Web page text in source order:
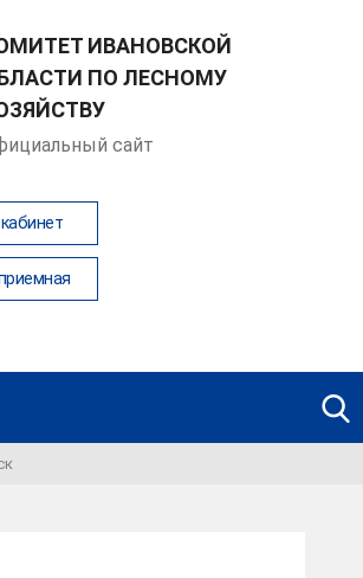
ИВАНОВСКОЙ
ПО ЛЕСНОМУ
сайт